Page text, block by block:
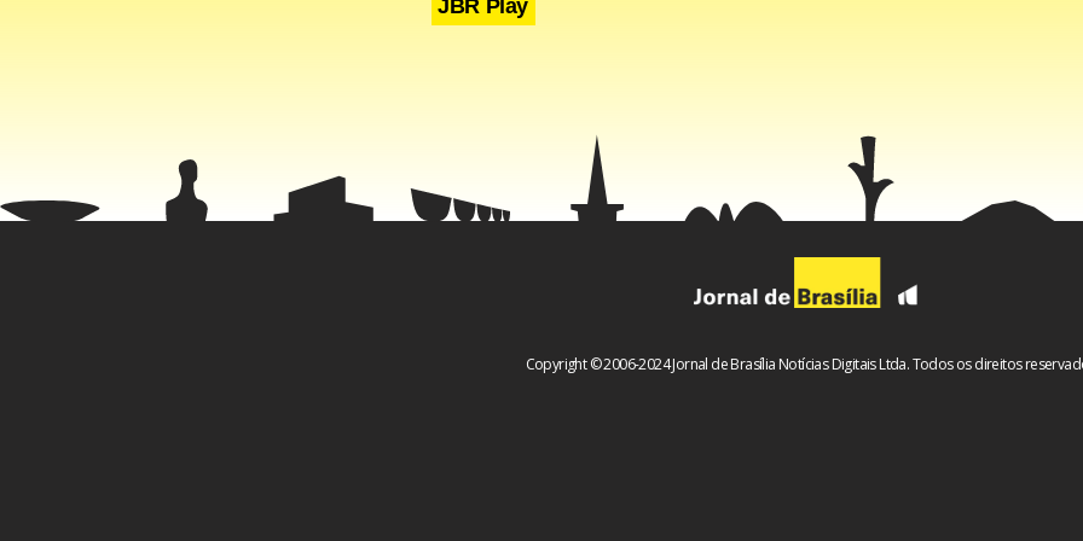
JBR Play
Copyright © 2006-2024 Jornal de Brasília Notícias Digitais Ltda. Todos os direitos